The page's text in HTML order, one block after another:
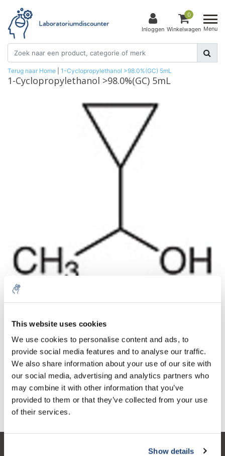
This website uses cookies
We use cookies to personalise content and ads, to
provide social media features and to analyse our traffic.
We also share information about your use of our site with
our social media, advertising and analytics partners who
may combine it with other information that you’ve
provided to them or that they’ve collected from your use
of their services.
Show details
Inloggen
0
Winkelwagen Menu
Terug naar Home 1-Cyclopropylethanol >98.0%(GC) 5mL
1-Cyclopropylethanol >98.0%(GC) 5mL
1 Stuk Excl. btw
€41,74
Incl. btw
Toevoegen aan winkelwagen
Informatie